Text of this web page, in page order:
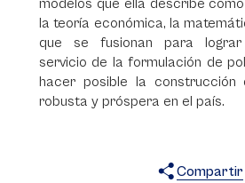
modelos que ella describe
la teoría económica, la
que se fusionan para
servicio de la formulación de
hacer posible la construcción
robusta y próspera en el país.
Compartir